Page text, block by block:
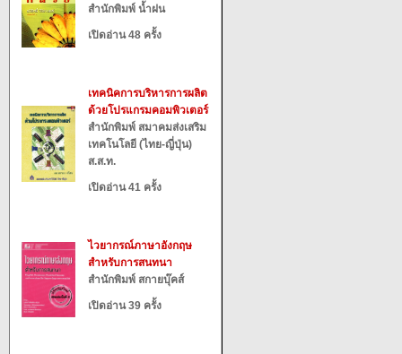
สำนักพิมพ์ น้ำฝน
เปิดอ่าน 48 ครั้ง
เทคนิคการบริหารการผลิต
ด้วยโปรแกรมคอมพิวเตอร์
สำนักพิมพ์ สมาคมส่งเสริม
เทคโนโลยี (ไทย-ญี่ปุ่น)
ส.ส.ท.
เปิดอ่าน 41 ครั้ง
ไวยากรณ์ภาษาอังกฤษ
สำหรับการสนทนา
สำนักพิมพ์ สกายบุ๊คส์
เปิดอ่าน 39 ครั้ง